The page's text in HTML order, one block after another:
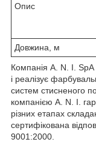
Опис
Довжина, м
Компанія A. N. I. SpA
і реалізує
систем стисненого
компанією A. N. I.
різних етапах
сертифікована
9001:2000.